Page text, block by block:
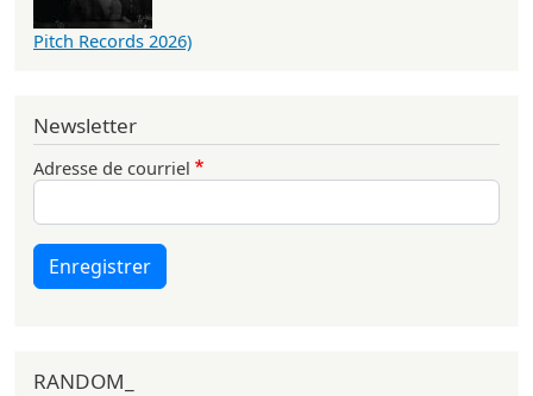
Pitch Records 2026)
Newsletter
Adresse de courriel
Enregistrer
RANDOM_